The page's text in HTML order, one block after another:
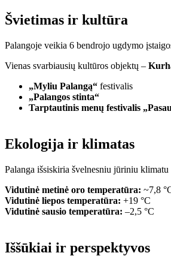
Švietimas ir kultūra
Palangoje veikia 6 bendrojo ugdymo
Vienas svarbiausių kultūros objektų –
„Myliu Palangą“ festivalis
„Palangos stinta“
Tarptautinis menų festivalis
Ekologija ir klimatas
Palanga išsiskiria švelnesniu jūriniu
Vidutinė metinė oro temperatūra: ~7,8
Vidutinė liepos temperatūra: +19 °C
Vidutinė sausio temperatūra: –2,5 °C
Iššūkiai ir perspektyvos